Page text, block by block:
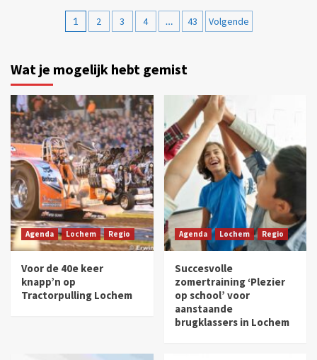
1 2 3 4 … 43 Volgende
Wat je mogelijk hebt gemist
Agenda Lochem Regio
Voor de 40e keer
knapp’n op
Tractorpulling Lochem
Agenda Lochem Regio
Succesvolle
zomertraining ‘Plezier
op school’ voor
aanstaande
brugklassers in Lochem